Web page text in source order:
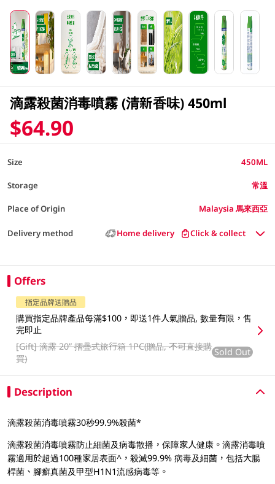
滴露殺菌消毒噴霧 (清新香味) 450ml
$64.90
Size 450ML
Storage 常溫
Place of Origin Malaysia 馬來西亞
Delivery method Home delivery Click & collect
Offers
指定品牌送贈品
購買指定品牌產品每滿$100，即送1件人氣贈品, 數量有限，售
完即止
[Gift]滴露 20” 摺疊式旅行箱 1PC(贈品, 不可直接購
買)
Sold Out
Description
滴露殺菌消毒噴霧30秒99.9%殺菌*
滴露殺菌消毒噴霧防止細菌及病毒散播，保障家人健康。滴露消毒噴
霧適用於超過100種家居表面^，殺滅99.9% 病毒及細菌，包括大腸
桿菌、腳癬真菌及甲型H1N1流感病毒等。